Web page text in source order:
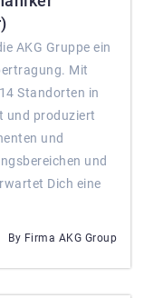
AKG Gruppe ein
Mit
Standorten in
und produziert
und
und
Dich eine
By Firma AKG Group